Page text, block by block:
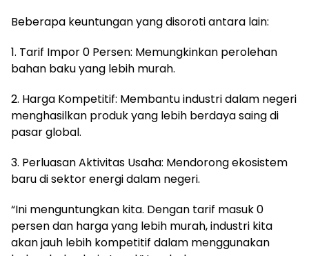
Beberapa keuntungan yang disoroti antara lain:
1. Tarif Impor 0 Persen: Memungkinkan perolehan
bahan baku yang lebih murah.
2. Harga Kompetitif: Membantu industri dalam negeri
menghasilkan produk yang lebih berdaya saing di
pasar global.
3. Perluasan Aktivitas Usaha: Mendorong ekosistem
baru di sektor energi dalam negeri.
“Ini menguntungkan kita. Dengan tarif masuk 0
persen dan harga yang lebih murah, industri kita
akan jauh lebih kompetitif dalam menggunakan